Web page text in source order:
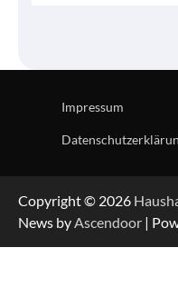
Impressum
Copyright © 2026
News byAscendoor |